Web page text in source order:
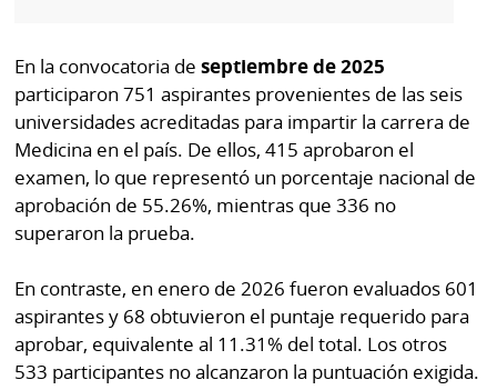
Picante
⌾
La
Repregunta
Sin
Censura
En la convocatoria deseptiembre de 2025
participaron 751 aspirantes provenientes de las seis
universidades acreditadas para impartir la carrera de
Medicina en el país. De ellos, 415 aprobaron el
examen, lo que representó un porcentaje nacional de
aprobación de 55.26%, mientras que 336 no
superaron la prueba.
En contraste, en enero de 2026 fueron evaluados 601
aspirantes y 68 obtuvieron el puntaje requerido para
aprobar, equivalente al 11.31% del total. Los otros
533 participantes no alcanzaron la puntuación exigida.